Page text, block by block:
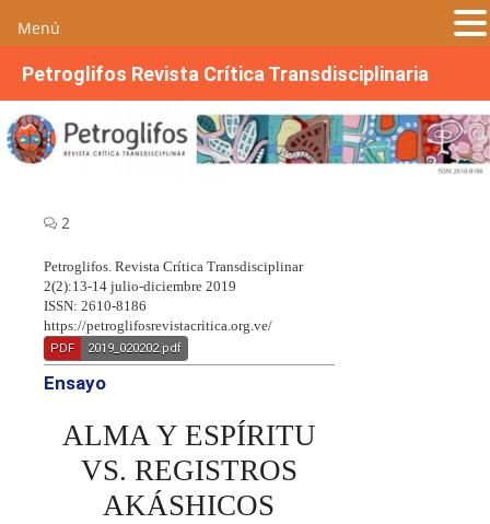
Petroglifos Revista Crítica Transdisciplinaria
2
Petroglifos. Revista Crítica Transdisciplinar
2(2):13-14 julio-diciembre 2019
ISSN: 2610-8186
https://petroglifosrevistacritica.org.ve/
PDF 2019_020202.pdf
Ensayo
ALMA Y ESPÍRITU
VS. REGISTROS
AKÁSHICOS
Menú